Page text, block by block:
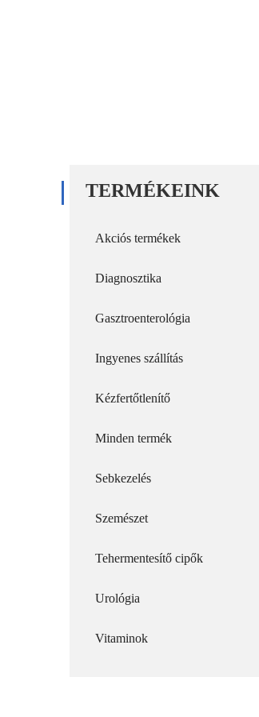
TERMÉKEINK
Akciós termékek
Diagnosztika
Gasztroenterológia
Ingyenes szállítás
Kézfertőtlenítő
Minden termék
Sebkezelés
Szemészet
Tehermentesítő cipők
Urológia
Vitaminok